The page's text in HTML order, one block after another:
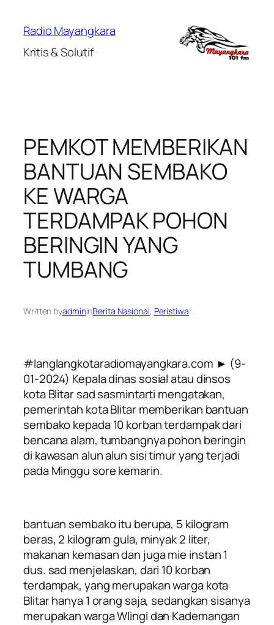
Radio Mayangkara
Kritis & Solutif
PEMKOT MEMBERIKAN
BANTUAN SEMBAKO
KE WARGA
TERDAMPAK POHON
BERINGIN YANG
TUMBANG
Written byadmininBerita Nasional, Peristiwa
#langlangkotaradiomayangkara.com ► (9-
01-2024) Kepala dinas sosial atau dinsos
kota Blitar sad sasmintarti mengatakan,
pemerintah kota Blitar memberikan bantuan
sembako kepada 10 korban terdampak dari
bencana alam, tumbangnya pohon beringin
di kawasan alun alun sisi timur yang terjadi
pada Minggu sore kemarin.
bantuan sembako itu berupa, 5 kilogram
beras, 2 kilogram gula, minyak 2 liter,
makanan kemasan dan juga mie instan 1
dus. sad menjelaskan, dari 10 korban
terdampak, yang merupakan warga kota
Blitar hanya 1 orang saja, sedangkan sisanya
merupakan warga Wlingi dan Kademangan